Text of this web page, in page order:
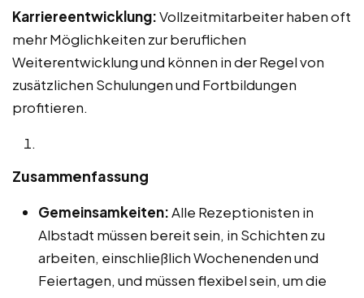
Karriereentwicklung:Vollzeitmitarbeiter haben oft
mehr Möglichkeiten zur beruflichen
Weiterentwicklung und können in der Regel von
zusätzlichen Schulungen und Fortbildungen
profitieren.
Zusammenfassung
Gemeinsamkeiten:Alle Rezeptionisten in
Albstadt müssen bereit sein, in Schichten zu
arbeiten, einschließlich Wochenenden und
Feiertagen, und müssen flexibel sein, um die